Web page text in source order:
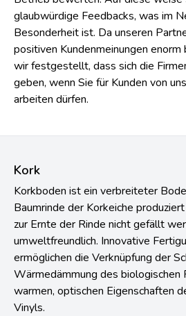
glaubwürdige Feedbacks, was im
Besonderheit ist. Da unseren
positiven Kundenmeinungen enorm
wir festgestellt, dass sich die
geben, wenn Sie für Kunden von
arbeiten dürfen.
Kork
Korkboden ist ein verbreiteter
Baumrinde der Korkeiche
zur Ernte der Rinde nicht gefällt
umweltfreundlich. Innovative
ermöglichen die Verknüpfung der
Wärmedämmung des
warmen, optischen Eigenschaften
Vinyls.